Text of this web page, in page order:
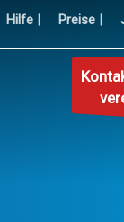
Hilfe | Preise |